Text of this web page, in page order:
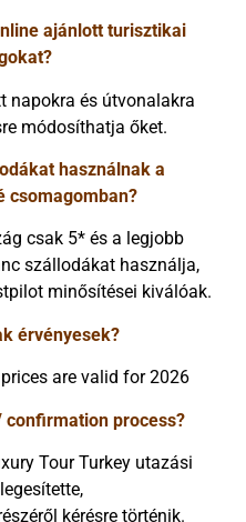
ajánlott turisztikai
napokra és útvonalakra
módosíthatja őket.
használnak a
csomagomban?
csak 5* és a legjobb
szállodákat használja,
minősítései kiválóak.
érvényesek?
are valid for 2026
confirmation process?
Tour Turkey utazási
kérésre történik.